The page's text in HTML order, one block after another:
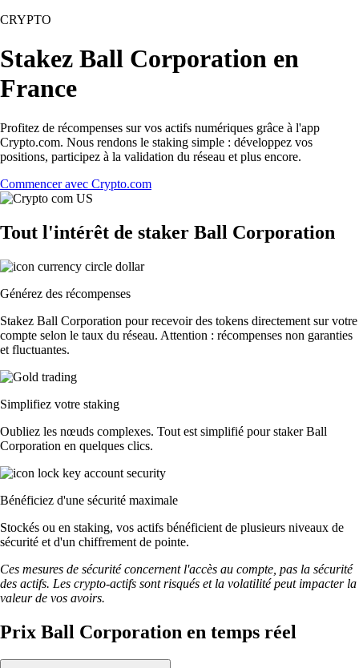
CRYPTO
Stakez Ball Corporation en
France
Profitez de récompenses sur vos actifs numériques grâce à l'app
Crypto.com. Nous rendons le staking simple : développez vos
positions, participez à la validation du réseau et plus encore.
Commencer avec Crypto.com
Tout l'intérêt de staker Ball Corporation
Générez des récompenses
Stakez Ball Corporation pour recevoir des tokens directement sur votre
compte selon le taux du réseau. Attention : récompenses non garanties
et fluctuantes.
Simplifiez votre staking
Oubliez les nœuds complexes. Tout est simplifié pour staker Ball
Corporation en quelques clics.
Bénéficiez d'une sécurité maximale
Stockés ou en staking, vos actifs bénéficient de plusieurs niveaux de
sécurité et d'un chiffrement de pointe.
Ces mesures de sécurité concernent l'accès au compte, pas la sécurité
des actifs. Les crypto-actifs sont risqués et la volatilité peut impacter la
valeur de vos avoirs.
Prix Ball Corporation en temps réel